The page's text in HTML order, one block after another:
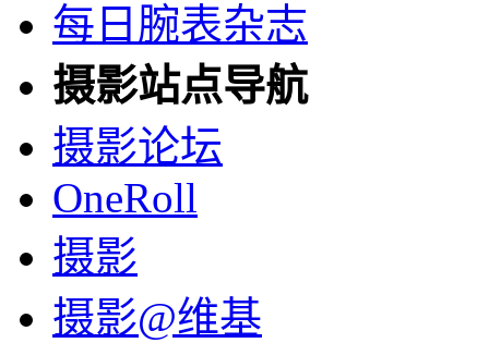
每日腕表杂志
摄影站点导航
摄影论坛
OneRoll
摄影
摄影@维基